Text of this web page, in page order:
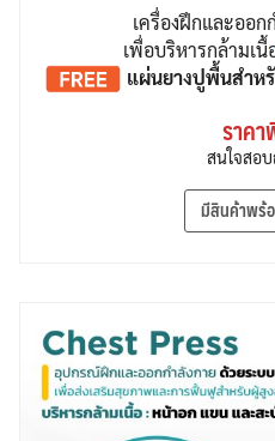
เครื่องฝึกและออก
เพื่อบริหารกล้ามเนื้
แผ่นยางปูพื้นสำห
ราค
สนใจสอ
มีสินค้าพร้